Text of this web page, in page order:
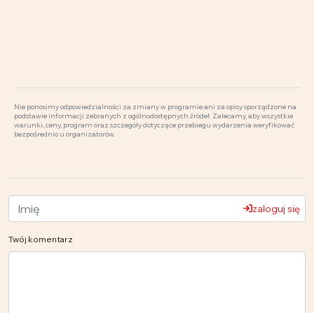
Nie ponosimy odpowiedzialności za zmiany w programie ani za opisy sporządzone na
podstawie informacji zebranych z ogólnodostępnych źródeł. Zalecamy, aby wszystkie
warunki, ceny, program oraz szczegóły dotyczące przebiegu wydarzenia weryfikować
bezpośrednio u organizatorów.
zaloguj się
Twój komentarz